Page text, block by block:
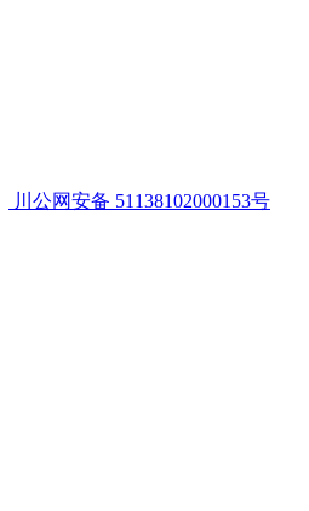
川公网安备 51138102000153号